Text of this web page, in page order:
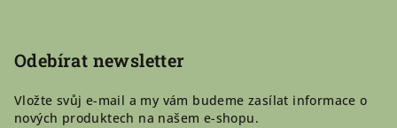
Odebírat newsletter
Vložte svůj e-mail a my vám budeme zasílat informace o
nových produktech na našem e-shopu.